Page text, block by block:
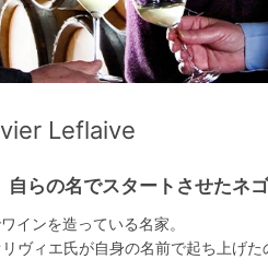
Leflaive
らの名でスタートさせたネゴ
インを造っている名家。
ヴィエ氏が自身の名前で起ち上げた